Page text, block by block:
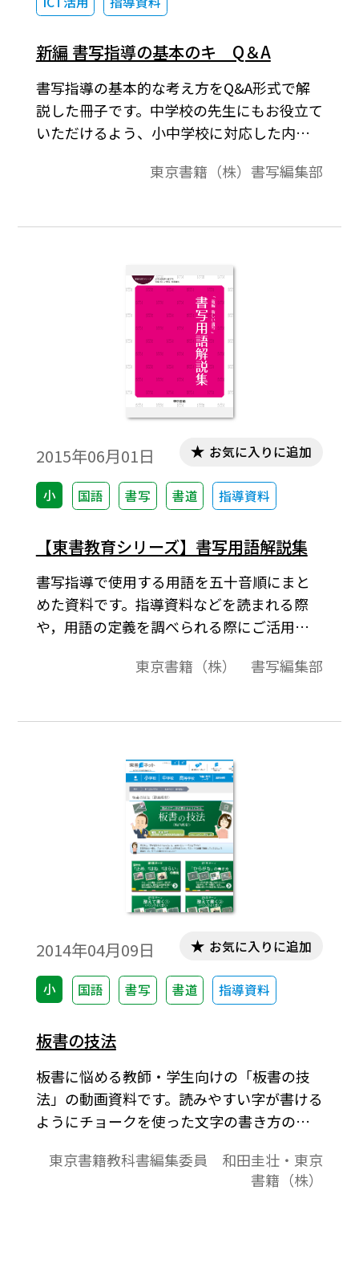
新編 書写指導の基本のキ Q＆A
書写指導の基本的な考え方をQ&A形式で解
説した冊子です。中学校の先生にもお役立て
いただけるよう、小中学校に対応した内容
手」「書写ってどう指導すればいいの？」
冊です。
東京書籍（株）書写編集部
2015年06月01日
小 国語 書写 書道 指導資料
お気に入りに追加
【東書教育シリーズ】書写用語解説集
書写指導で使用する用語を五十音順にまと
めた資料です。指導資料などを読まれる際
や，用語の定義を調べられる際にご活用く
東京書籍（株） 書写編集部
2014年04月09日
小 国語 書写 書道 指導資料
お気に入りに追加
板書の技法
板書に悩める教師・学生向けの「板書の技
法」の動画資料です。読みやすい字が書ける
ようにチョークを使った文字の書き方のコ
す。
東京書籍教科書編集委員 和田圭壮・東京
書籍（株）